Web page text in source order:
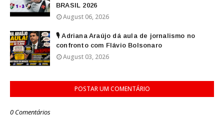
BRASIL 2026
August 06, 2026
🎙️ Adriana Araújo dá aula de jornalismo no
confronto com Flávio Bolsonaro
August 03, 2026
POSTAR UM COMENTÁRIO
0 Comentários